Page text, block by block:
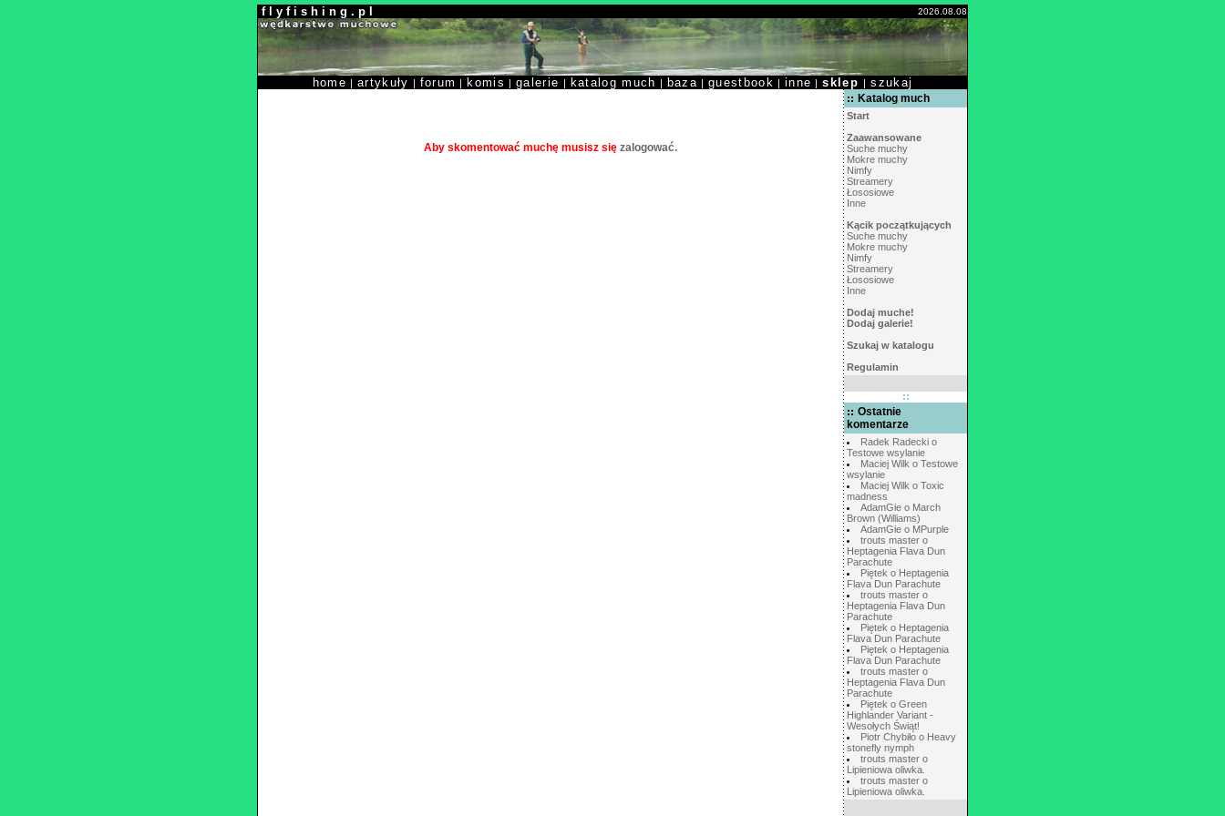
f l y f i s h i n g . p l 2026.08.08
home |artykuły | forum | komis |galerie | katalog much | baza | guestbook | inne |sklep |szukaj
Aby skomentować muchę musisz się zalogować.
Katalog much
Start
Zaawansowane
Suche muchy
Mokre muchy
Nimfy
Streamery
Łososiowe
Inne
Kącik początkujących
Suche muchy
Mokre muchy
Nimfy
Streamery
Łososiowe
Inne
Dodaj muche!
Dodaj galerie!
Szukaj w katalogu
Regulamin
Ostatnie
komentarze
Radek Radecki o
Testowe wsylanie
Maciej Wilk o Testowe
wsylanie
Maciej Wilk o Toxic
madness
AdamGie o March
Brown (Williams)
AdamGie o MPurple
trouts master o
Heptagenia Flava Dun
Parachute
Piętek o Heptagenia
Flava Dun Parachute
trouts master o
Heptagenia Flava Dun
Parachute
Piętek o Heptagenia
Flava Dun Parachute
Piętek o Heptagenia
Flava Dun Parachute
trouts master o
Heptagenia Flava Dun
Parachute
Piętek o Green
Highlander Variant -
Wesołych Świąt!
Piotr Chybiło o Heavy
stonefly nymph
trouts master o
Lipieniowa oliwka.
trouts master o
Lipieniowa oliwka.